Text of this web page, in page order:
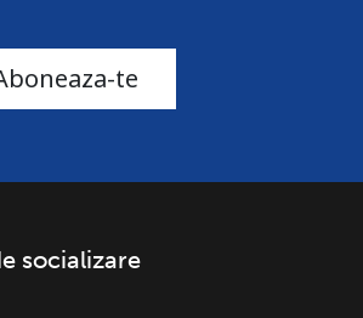
te
socializare